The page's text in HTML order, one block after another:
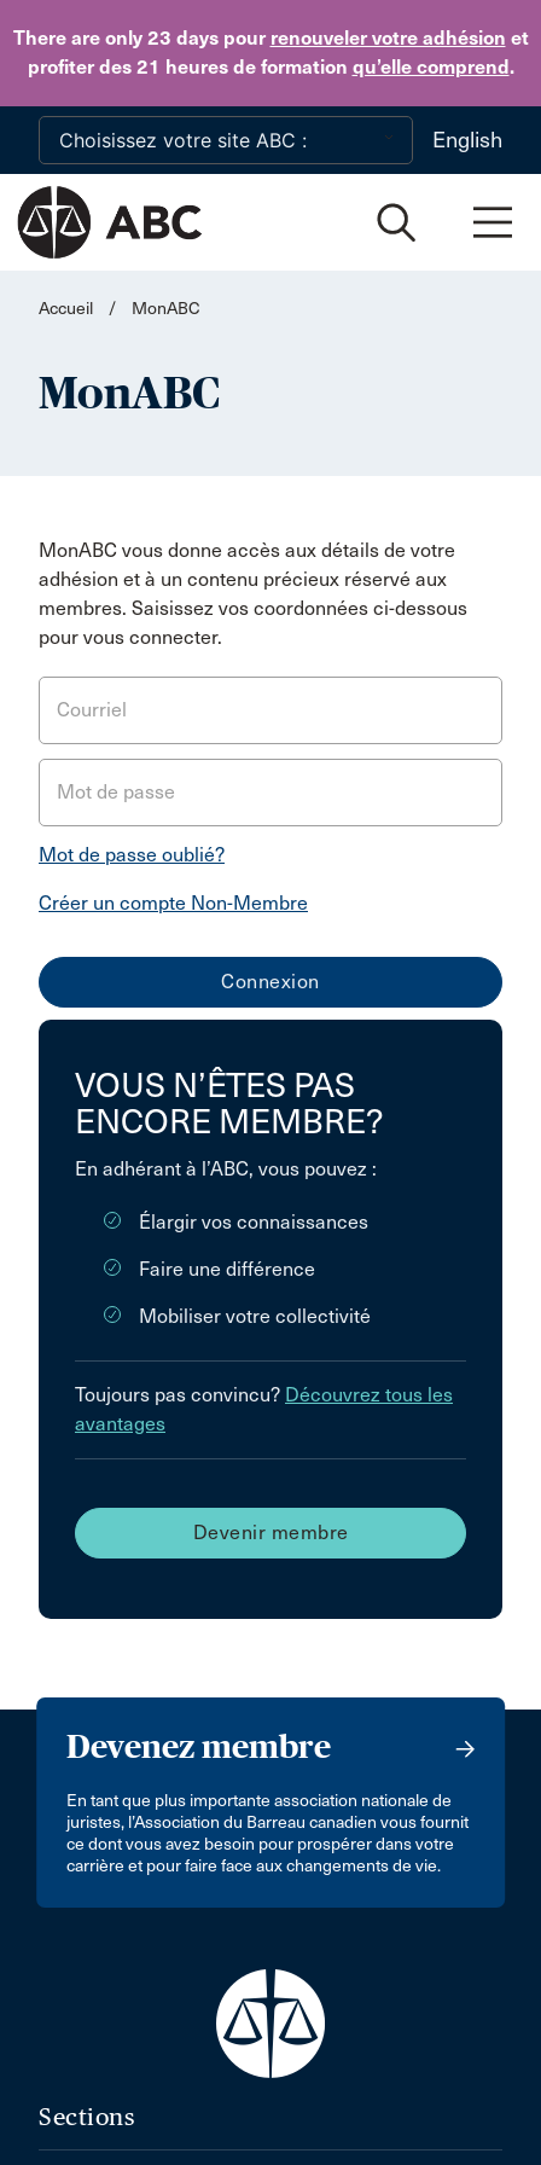
There are only 23 dayspour renouveler votre adhésion et
profiter des 21 heures de formation qu’elle comprend.
Skip to main content
English
Accueil / MonABC
MonABC
MonABC vous donne accès aux détails de votre
adhésion et à un contenu précieux réservé aux
membres. Saisissez vos coordonnées ci-dessous
pour vous connecter.
Courriel
Mot de passe
Mot de passe oublié?
Créer un compte Non-Membre
VOUS N’ÊTES PAS
ENCORE MEMBRE?
En adhérant à l’ABC, vous pouvez :
Élargir vos connaissances
Faire une différence
Mobiliser votre collectivité
Toujours pas convincu? Découvrez tous les
avantages
Devenir membre
Devenez membre
En tant que plus importante association nationale de
juristes, l’Association du Barreau canadien vous fournit
ce dont vous avez besoin pour prospérer dans votre
carrière et pour faire face aux changements de vie.
Sections